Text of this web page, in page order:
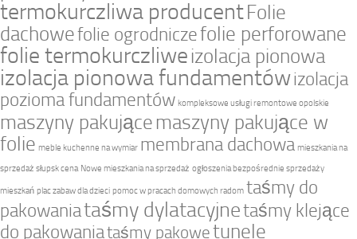
termokurczliwa producentFolie
dachowefolie ogrodniczefolie perforowane
folie termokurczliwe izolacja pionowa
izolacja pionowa fundamentówizolacja
pozioma fundamentów kompleksowe usługi remontowe opolskie
maszyny pakujące maszyny pakujące w
folie meble kuchenne na wymiar membrana dachowa mieszkania na
sprzedaż słupsk cena Nowe mieszkania na sprzedaż ogłoszenia bezpośrednie sprzedaży
mieszkań plac zabaw dla dzieci pomoc w pracach domowych radom taśmy do
pakowaniataśmy dylatacyjnetaśmy klejące
do pakowaniataśmy pakowetunele